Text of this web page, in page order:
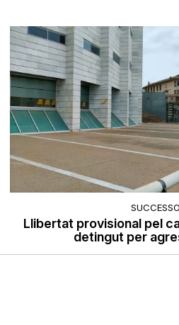
Llibertat provisional pel
detingut per